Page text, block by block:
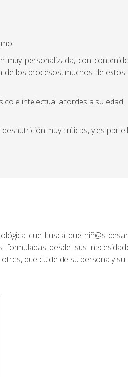
personalizada, con
los procesos, muchos de
e intelectual acordes a su edad.
muy críticos, y es por
que busca que niñ@s
desde sus
que cuide de su persona y su